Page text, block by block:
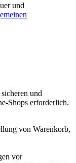
und
und
Shops erforderlich.
von Warenkorb,
vor